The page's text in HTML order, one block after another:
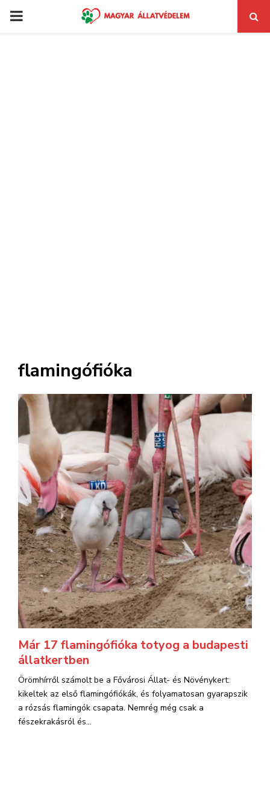
PRIMARY
flamingófióka
Már 17 flamingófióka totyog a budapesti
állatkertben
Örömhírről számolt be a Fővárosi Állat- és Növénykert:
kikeltek az első flamingófiókák, és folyamatosan gyarapszik
a rózsás flamingók csapata. Nemrég még csak a
fészekrakásról és...